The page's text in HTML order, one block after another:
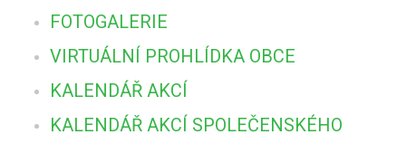
FOTOGALERIE
VIRTUÁLNÍ PROHLÍDKA OBCE
KALENDÁŘ AKCÍ
KALENDÁŘ AKCÍ SPOLEČENSKÉHO